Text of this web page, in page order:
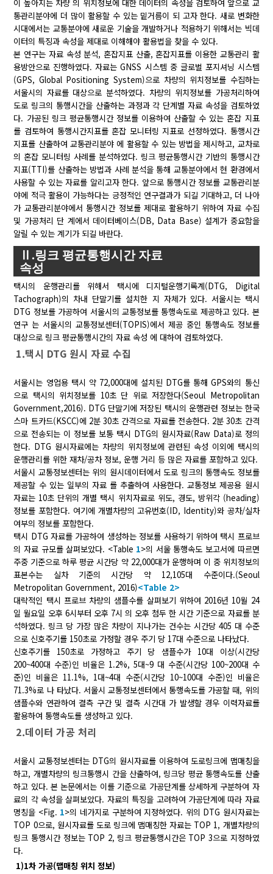
이 높아지는 차량 의 위치정보에 대한 데이터의 속성을 검토하여 앞으로 교
통관리분야에 더 많이 활용할 수 있는 밑거름이 되 고자 한다. 새로 변화한
시대에서는 교통분야에 새로운 기술을 개발하거나 적용하기 위해서는 빅데
이터의 특징과 속성을 제대로 이해해야 활용법을 찾을 수 있다.
본 연구는 자료 속성 분석, 혼잡지표 산출, 혼잡지표를 이용한 교통관리 활
용방안으로 진행하였다. 자료는 GNSS 시스템 중 글로벌 포지셔닝 시스템
(GPS, Global Positioning System)으로 차량의 위치정보를 수집하는
서울시의 자료를 대상으로 분석하였다. 차량의 위치정보를 가공처리하여
도로 링크의 통행시간을 산출하는 과정과 각 단계별 자료 속성을 검토하였
다. 가공된 링크 평균통행시간 정보를 이용하여 산출할 수 있는 혼잡 지표
를 검토하여 통행시간지표를 혼잡 모니터링 지표로 선정하였다. 통행시간
지표를 산출하여 교통관리분야 에 활용할 수 있는 방법을 제시하고, 교차로
의 혼잡 모니터링 사례를 분석하였다. 링크 평균통행시간 기반의 통행시간
지표(TTI)를 산출하는 방법과 사례 분석을 통해 교통분야에서 현 환경에서
사용할 수 있는 자료를 알리고자 한다. 앞으로 통행시간 정보를 교통관리분
야에 적극 활용이 가능하다는 긍정적인 연구결과가 되길 기대하고, 더 나아
가 교통관리분야에서 통행시간 정보를 제대로 활용하기 위하여 자료 수집
및 가공처리 단 계에서 데이터베이스(DB, Data Base) 설계가 중요함을
알릴 수 있는 계기가 되길 바란다.
Ⅱ.링크 평균통행시간 자료
속성
택시의 운행관리를 위해서 택시에 디지털운행기록계(DTG, Digital
Tachograph)의 차내 단말기를 설치한 지 자체가 있다. 서울시는 택시
DTG 정보를 가공하여 서울시의 교통정보를 통행속도로 제공하고 있다. 본
연구 는 서울시의 교통정보센터(TOPIS)에서 제공 중인 통행속도 정보를
대상으로 링크 평균통행시간의 자료 속성 에 대하여 검토하였다.
1.택시 DTG 원시 자료 수집
서울시는 영업용 택시 약 72,000대에 설치된 DTG를 통해 GPS와의 통신
으로 택시의 위치정보를 10초 단 위로 저장한다(Seoul Metropolitan
Government,2016). DTG 단말기에 저장된 택시의 운행관련 정보는 한국
스마 트카드(KSCC)에 2분 30초 간격으로 자료를 전송한다. 2분 30초 간격
으로 전송되는 이 정보를 보통 택시 DTG의 원시자료(Raw Data)로 정의
한다. DTG 원시자료에는 차량의 위치정보에 관련된 속성 이외에 택시의
운행관리를 위한 재차/공차 정보, 운행 거리 등 많은 자료를 포함하고 있다.
서울시 교통정보센터는 위의 원시데이터에서 도로 링크의 통행속도 정보를
제공할 수 있는 일부의 자료 를 추출하여 사용한다. 교통정보 제공용 원시
자료는 10초 단위의 개별 택시 위치자료로 위도, 경도, 방위각 (heading)
정보를 포함한다. 여기에 개별차량의 고유번호(ID, Identity)와 공차/실차
여부의 정보를 포함한다.
택시 DTG 자료를 가공하여 생성하는 정보를 사용하기 위하여 택시 프로브
의 자료 규모를 살펴보았다. <Table 1>의 서울 통행속도 보고서에 따르면
주중 기준으로 하루 평균 시간당 약 22,000대가 운행하며 이 중 위치정보의
표본수는 실차 기준의 시간당 약 12,105대 수준이다.(Seoul
Metropolitan Government, 2016)<Table 2>
대략적인 택시 프로브 차량의 샘플수를 살펴보기 위하여 2016년 10월 24
일 월요일 오후 6시부터 오후 7시 의 오후 첨두 한 시간 기준으로 자료를 분
석하였다. 링크 당 가장 많은 차량이 지나가는 건수는 시간당 405 대 수준
으로 신호주기를 150초로 가정할 경우 주기 당 17대 수준으로 나타났다.
신호주기를 150초로 가정하고 주기 당 샘플수가 10대 이상(시간당
200~400대 수준)인 비율은 1.2%, 5대~9 대 수준(시간당 100~200대 수
준)인 비율은 11.1%, 1대~4대 수준(시간당 10~100대 수준)인 비율은
71.3%로 나 타났다. 서울시 교통정보센터에서 통행속도를 가공할 때, 위의
샘플수와 연관하여 결측 구간 및 결측 시간대 가 발생할 경우 이력자료를
활용하여 통행속도를 생성하고 있다.
2.데이터 가공 처리
서울시 교통정보센터는 DTG의 원시자료를 이용하여 도로링크에 맵매칭을
하고, 개별차량의 링크통행시 간을 산출하여, 링크당 평균 통행속도를 산출
하고 있다. 본 논문에서는 이를 기준으로 가공단계를 상세하게 구분하여 자
료의 각 속성을 살펴보았다. 자료의 특징을 고려하여 가공단계에 따라 자료
명칭을 <Fig. 1>의 네가지로 구분하여 지정하였다. 위의 DTG 원시자료는
TOP 0으로, 원시자료를 도로 링크에 맵매칭한 자료는 TOP 1, 개별차량의
링크 통행시간 정보는 TOP 2, 링크 평균통행시간은 TOP 3으로 지정하였
다.
1)1차 가공(맵매칭 위치 정보)